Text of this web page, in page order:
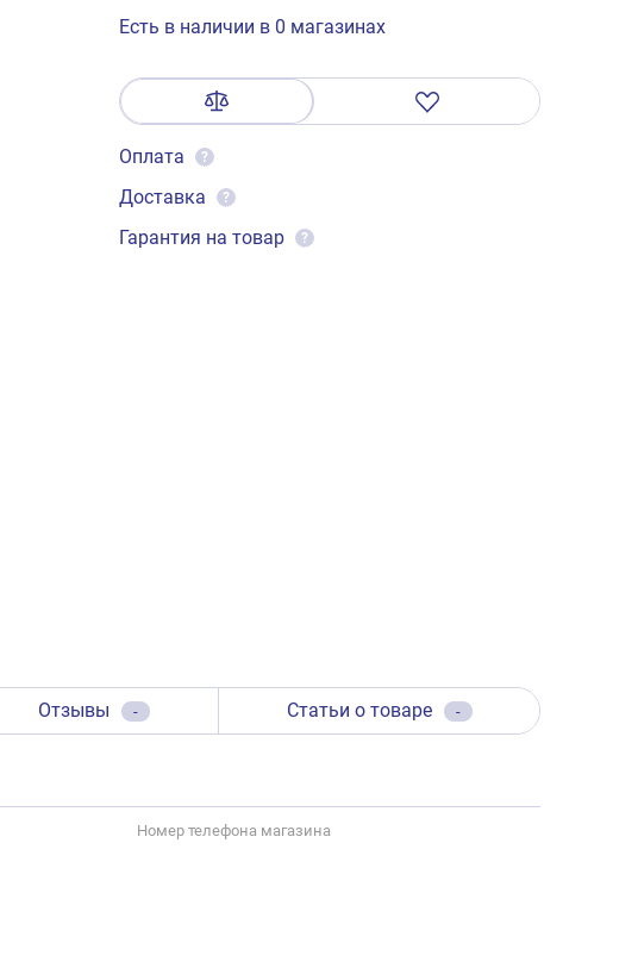
Есть в наличии в 0 магазинах
Оплата ?
Доставка ?
Гарантия на товар ?
Отзывы - Статьи о товаре -
Номер телефона магазина